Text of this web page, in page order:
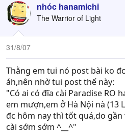
nhóc hanamichi
The Warrior of Light
31/8/07
Thằng em tui nó post bài ko
áh,nên nhờ tui post thế này:
"Có ai có đĩa cài Paradise RO
em mượn,em ở Hà Nội nà (13
đc hôm nay thì tốt quá,do
cài sớm sớm ^__^"